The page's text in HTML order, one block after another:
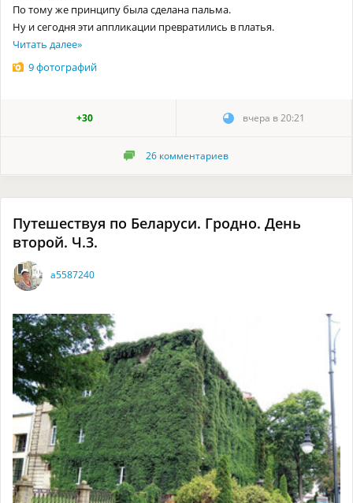
По тому же принципу была сделана пальма.
Ну и сегодня эти аппликации превратились в платья.
Читать далее»
9 фотографий
+30 вчера в 20:21
26 комментариев
Путешествуя по Беларуси. Гродно. День
второй. Ч.3.
a5587240